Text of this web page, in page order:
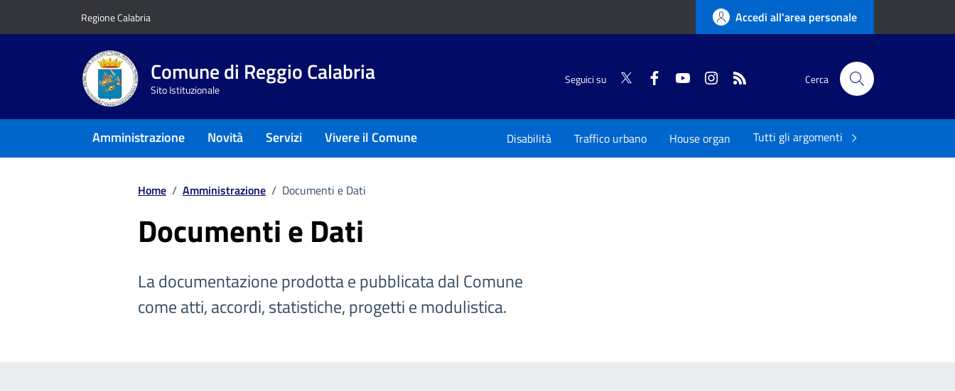
Regione Calabria Accedi all'area personale
Comune di Reggio Calabria
Sito Istituzionale
Seguici su Twitter FacebookYouTubeInstagram Cerca
Amministrazione Novità Servizi Vivere il Comune Disabilità Traffico urbano House organ Tutti gli argomenti
Home / Amministrazione / Documenti e Dati
Documenti e Dati
La documentazione prodotta e pubblicata dal Comune
come atti, accordi, statistiche, progetti e modulistica.